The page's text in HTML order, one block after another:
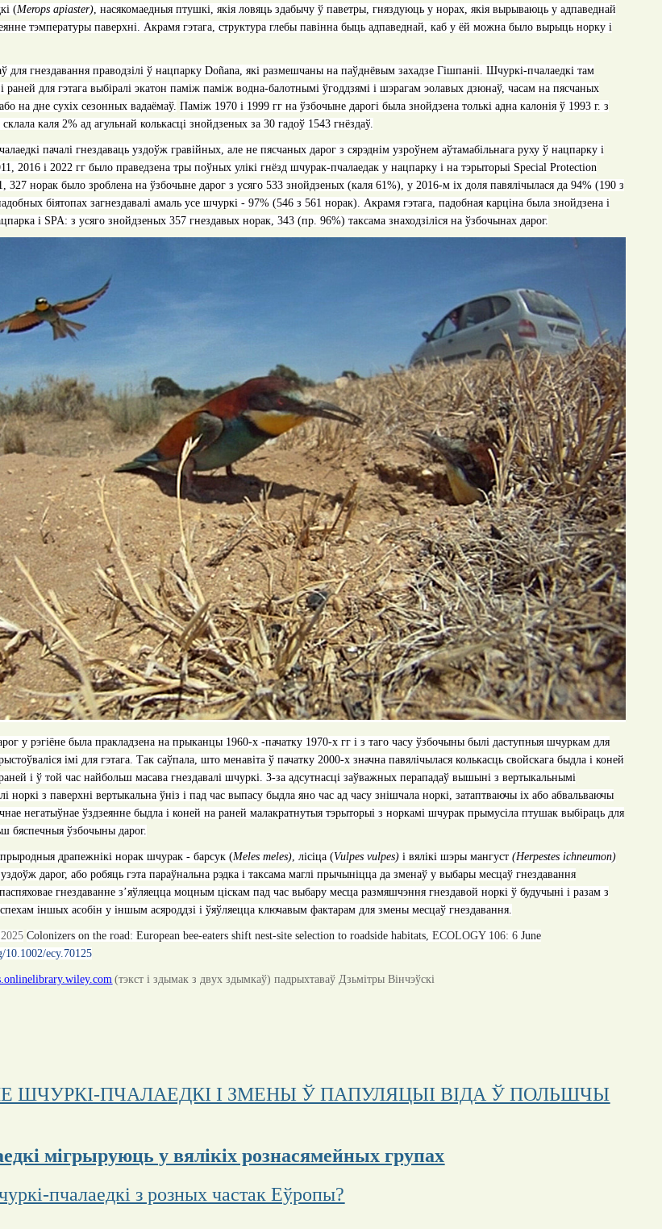
(Merops apiaster) ,насякомаедныя птушкі, якія ловяць здабычу ў паветры, гняздуюць у норах, якія вырываюць у адпаведнай
тэмпературы паверхні. Акрамя гэтага, структура глебы павінна быць адпаведнай, каб у ёй можна было вырыць норку і
для гнездавання праводзілі ў нацпаркуDoñana , які размешчаны на паўднёвым захадзе Гішпаніі. Шчуркі-пчалаедкі там
раней для гэтага выбіралі экатон паміж паміж водна-балотнымі ўгоддзямі і шэрагам эолавых дзюнаў, часам на пясчаных
на дне сухіх сезонных вадаёмаў. Паміж 1970 і 1999 гг на ўзбочыне дарогі была знойдзена толькі адна калонія ў 1993 г. з
каля 2% ад агульнай колькасці знойдзеных за 30 гадоў 1543 гнёздаў
пачалі гнездаваць уздоўж гравійных, але не пясчаных дарог з сярэднім узроўнем аўтамабільнага руху ў нацпарку і
2016 і 2022 гг было праведзена тры поўных улікі гнёзд шчурак-пчалаедак у нацпарку і на тэрыторыі Special Protection
327норак было зроблена на ўзбочыне дарог з усяго 533 знойдзеных (каля 61%),у 2016-м іх доля павялічылася да 94% (190 з
біятопах загнездавалі амаль усе шчуркі - 97% (546з 561 норак)
Акрамя гэтага, падобная карціна была знойдзена і
і SPA: з усяго знойдзеных 357 гнездавых норак, 343(пр . 96%)таксама знаходзіліся на ўзбочынах дарог.
у рэгіёне была пракладзена на прыканцы 1960-х -пачатку 1970-х гг і з таго часу ўзбочыны былі даступныя шчуркам для
імі для гэтага. Так саўпала, што менавіта ў пачатку 2000-х значна павялічылася колькасць свойскага быдла і коней
і ў той час найбольш масава гнездавалі шчуркі. З-за адсутнасці заўважных перападаў вышыні з вертыкальнымі
норкі з паверхні вертыкальна ўніз і пад час выпасу быдла яно час ад часу знішчала норкі, затаптваючы іх або абвальваючы
негатыўнае ўздзеянне быдла і коней на раней малакратнутыя тэрыторыі з норкамі шчурак прымусіла птушак выбіраць для
бяспечныя ўзбочыны дарог.
драпежнікі норак шчурак - барсук (Meles meles),лісіца (Vulpes vulpes)і вялікі шэры мангуст (Herpestes ichneumon)
дарог, або робяць гэта параўнальна рэдка і таксама маглі прычыніцца да зменаў у выбары месцаў гнездавання
гнездаванне з’яўляецца моцным ціскам пад час выбару месца размяшчэння гнездавой норкі ў будучыні і разам з
іншых асобін у іншым асяроддзі і ўяўляецца ключавым фактарам для змены месцаў гнездавання.
Colonizers on the road: European bee-eaters shift nest-site selection to roadside habitats,ECOLOGY 106: 6June
10.1002/ecy.70125
(тэкст і здымак з двух здымкаў) падрыхтаваў Дзьмітры Вінчэўскі
ШЧУРКІ-ПЧАЛАЕДКІ І ЗМЕНЫ Ў ПАПУЛЯЦЫІ ВІДА Ў ПОЛЬШЧЫ
мігрыруюць у вялікіх рознасямейных групах
пчалаедкі з розных частак Еўропы?